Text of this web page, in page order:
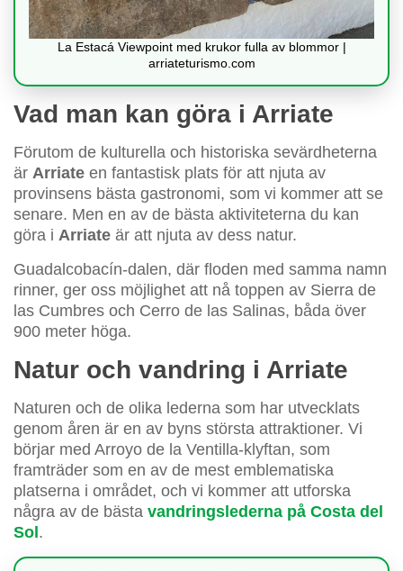
La Estacá Viewpoint med krukor fulla av blommor |
arriateturismo.com
Vad man kan göra i Arriate
Förutom de kulturella och historiska sevärdheterna
är Arriate en fantastisk plats för att njuta av
provinsens bästa gastronomi, som vi kommer att se
senare. Men en av de bästa aktiviteterna du kan
göra i Arriate är att njuta av dess natur.
Guadalcobacín-dalen, där floden med samma namn
rinner, ger oss möjlighet att nå toppen av Sierra de
las Cumbres och Cerro de las Salinas, båda över
900 meter höga.
Natur och vandring i Arriate
Naturen och de olika lederna som har utvecklats
genom åren är en av byns största attraktioner. Vi
börjar med Arroyo de la Ventilla-klyftan, som
framträder som en av de mest emblematiska
platserna i området, och vi kommer att utforska
några av de bästa vandringslederna på Costa del
Sol .